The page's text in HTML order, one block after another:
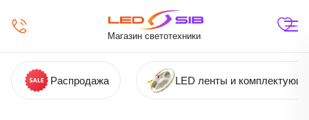
Магазин светотехники
Распродажа LED ленты и